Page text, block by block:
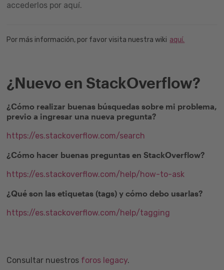
accederlos por aquí.
Por más información, por favor visita nuestra wiki aquí.
¿Nuevo en StackOverflow?
¿Cómo realizar buenas búsquedas sobre mi problema,
previo a ingresar una nueva pregunta?
https://es.stackoverflow.com/search
¿Cómo hacer buenas preguntas en StackOverflow?
https://es.stackoverflow.com/help/how-to-ask
¿Qué son las etiquetas (tags) y cómo debo usarlas?
https://es.stackoverflow.com/help/tagging
Consultar nuestros foros legacy.